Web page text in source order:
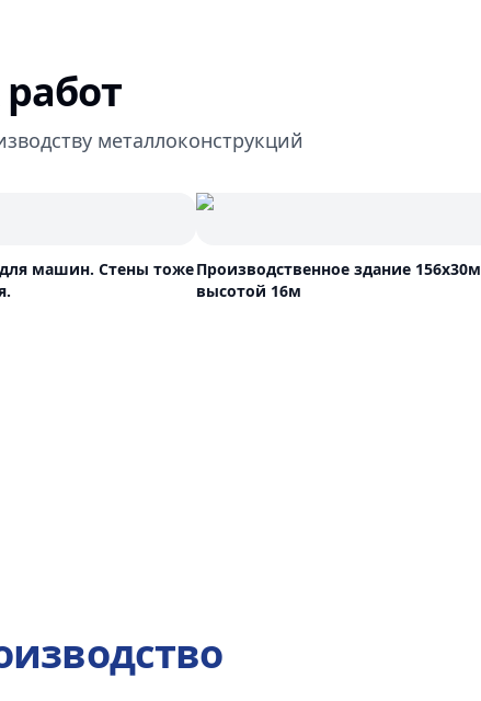
металлоконструкций
машин. Стены тожеПроизводственное здание 156х30м
высотой 16м